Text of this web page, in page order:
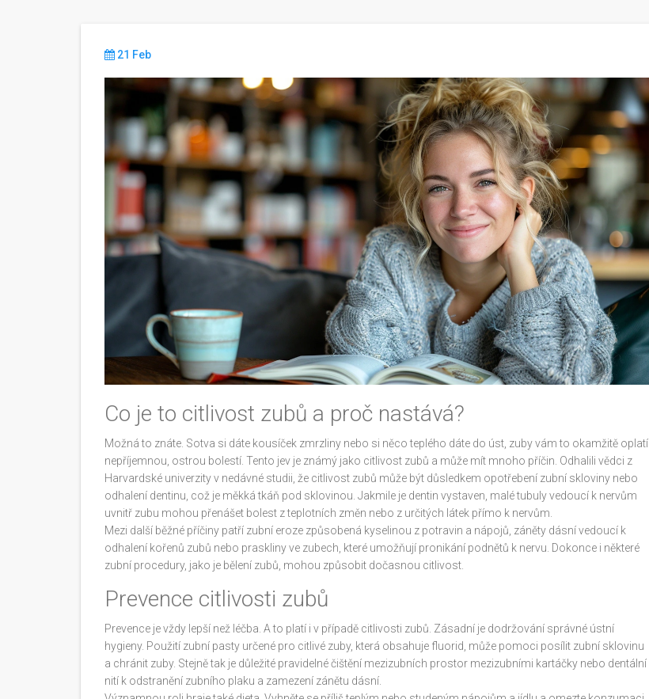
21 Feb
Co je to citlivost zubů a proč nastává?
Možná to znáte. Sotva si dáte kousíček zmrzliny nebo si něco teplého dáte do úst, zuby vám to okamžitě oplatí
nepříjemnou, ostrou bolestí. Tento jev je známý jako citlivost zubů a může mít mnoho příčin. Odhalili vědci z
Harvardské univerzity v nedávné studii, že citlivost zubů může být důsledkem opotřebení zubní skloviny nebo
odhalení dentinu, což je měkká tkáň pod sklovinou. Jakmile je dentin vystaven, malé tubuly vedoucí k nervům
uvnitř zubu mohou přenášet bolest z teplotních změn nebo z určitých látek přímo k nervům.
Mezi další běžné příčiny patří zubní eroze způsobená kyselinou z potravin a nápojů, záněty dásní vedoucí k
odhalení kořenů zubů nebo praskliny ve zubech, které umožňují pronikání podnětů k nervu. Dokonce i některé
zubní procedury, jako je bělení zubů, mohou způsobit dočasnou citlivost.
Prevence citlivosti zubů
Prevence je vždy lepší než léčba. A to platí i v případě citlivosti zubů. Zásadní je dodržování správné ústní
hygieny. Použití zubní pasty určené pro citlivé zuby, která obsahuje fluorid, může pomoci posílit zubní sklovinu
a chránit zuby. Stejně tak je důležité pravidelné čištění mezizubních prostor mezizubními kartáčky nebo dentální
nití k odstranění zubního plaku a zamezení zánětu dásní.